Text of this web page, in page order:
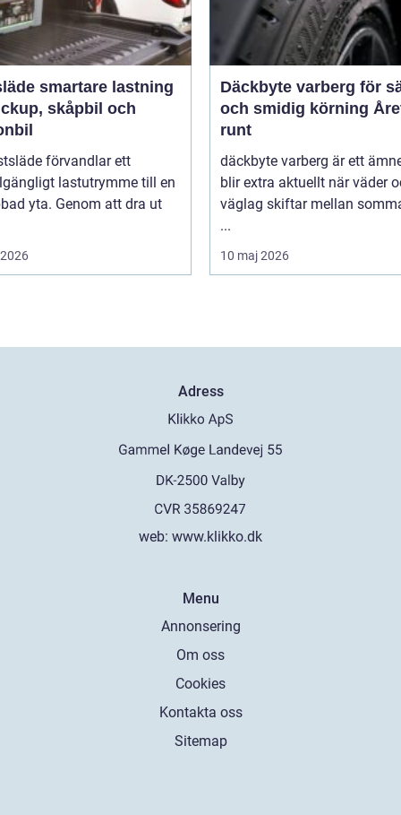
lastning
skåpbil och
förvandlar ett
lastutrymme till en
yta. Genom att dra ut
Däckbyte varberg för
och smidig körning
runt
däckbyte varberg är ett
blir extra aktuellt när väder
väglag skiftar mellan
...
10 maj 2026
Adress
web: www.klikko.dk
Menu
Annonsering
Om oss
Cookies
Kontakta oss
Sitemap